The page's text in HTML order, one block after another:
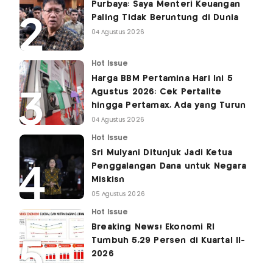
Purbaya: Saya Menteri Keuangan
Paling Tidak Beruntung di Dunia
04 Agustus 2026
Hot Issue
Harga BBM Pertamina Hari Ini 5
Agustus 2026: Cek Pertalite
hingga Pertamax, Ada yang Turun
04 Agustus 2026
Hot Issue
Sri Mulyani Ditunjuk Jadi Ketua
Penggalangan Dana untuk Negara
Miskisn
05 Agustus 2026
Hot Issue
Breaking News! Ekonomi RI
Tumbuh 5,29 Persen di Kuartal II-
2026